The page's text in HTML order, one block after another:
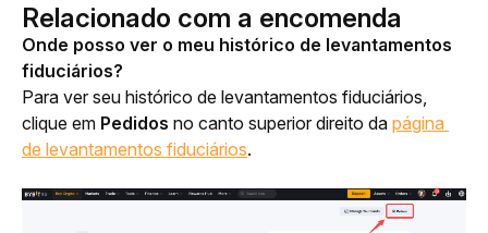
Relacionado com a encomenda
Onde posso ver o meu histórico de levantamentos
fiduciários?
Para ver seu histórico de levantamentos fiduciários,
clique em Pedidos no canto superior direito da página
de levantamentos fiduciários.